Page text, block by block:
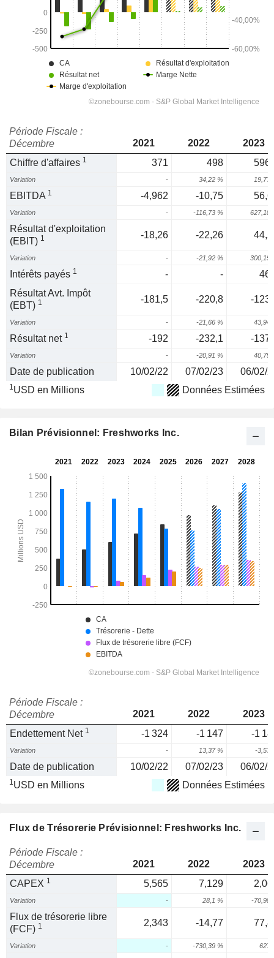
Période Fiscale :
Décembre
2021 2022
2023
Chiffre d'affaires 1 371 498
Variation - 34,22 % 19,77
EBITDA 1 -4,962 -10,75
Variation - -116,73 % 627,18
Résultat d'exploitation
(EBIT) 1 -18,26 -22,26
Variation - -21,92 % 300,15
Intérêts payés 1 - -
Résultat Avt. Impôt
(EBT) 1 -181,5 -220,8 -
Variation - -21,66 % 43,94
Résultat net 1 -192 -232,1 -
Variation - -20,91 % 40,79
Date de publication 10/02/22 07/02/23 06/02/
1USD en Millions Données Estimées
Bilan Prévisionnel: Freshworks Inc.
Période Fiscale :
Décembre
2021 2022
2023
Endettement Net 1 -1 324 -1 147 -1
Variation - 13,37 % -3,57
Date de publication 10/02/22 07/02/23 06/02/
1USD en Millions Données Estimées
Flux de Trésorerie Prévisionnel: Freshworks Inc.
Période Fiscale :
Décembre
2021 2022
2023
CAPEX 1 5,565 7,129
Variation - 28,1 % -70,98
Flux de trésorerie libre
(FCF) 1 2,343 -14,77
Variation - -730,39 % 627